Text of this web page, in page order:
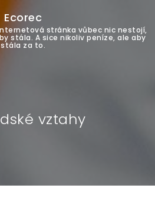
Ecorec
stránka vůbec nic nestojí,
stála. A sice nikoliv peníze, ale aby
stála za to.
vztahy